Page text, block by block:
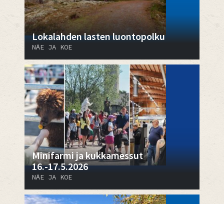
Lokalahden lasten luontopolku
NÄE JA KOE
Minifarmi ja kukkamessut
16.-17.5.2026
NÄE JA KOE